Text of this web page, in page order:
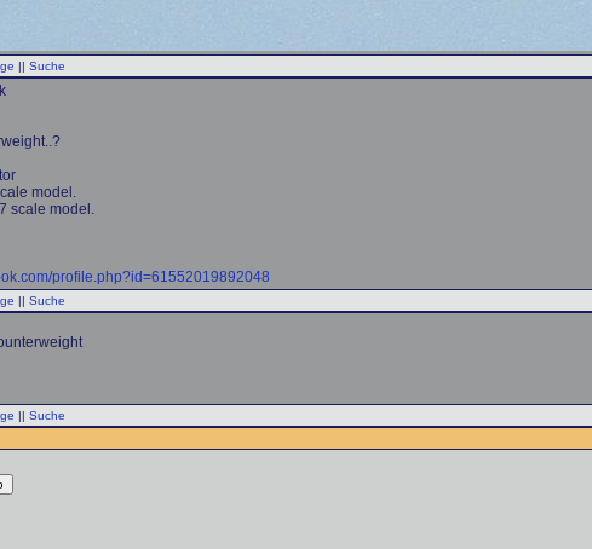
|| Suche
model.
scale model.
profile.php?id=61552019892048
|| Suche
|| Suche